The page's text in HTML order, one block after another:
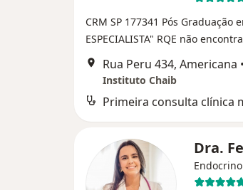
CRM SP 177341 Pós Graduação
ESPECIALISTA" RQE não
Rua Peru 434, Americana •
Instituto Chaib
Primeira consulta clínica
Dra.